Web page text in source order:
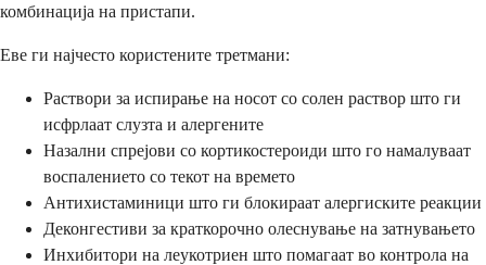
комбинација на пристапи.
Еве ги најчесто користените третмани:
Раствори за испирање на носот со солен раствор што ги
исфрлаат слузта и алергените
Назални спрејови со кортикостероиди што го намалуваат
воспалението со текот на времето
Антихистаминици што ги блокираат алергиските реакции
Деконгестиви за краткорочно олеснување на затнувањето
Инхибитори на леукотриен што помагаат во контрола на